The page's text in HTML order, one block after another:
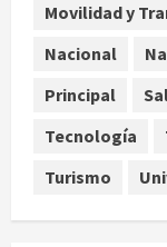
Movilidad y
Nacional
Principal
Tecnología
Turismo